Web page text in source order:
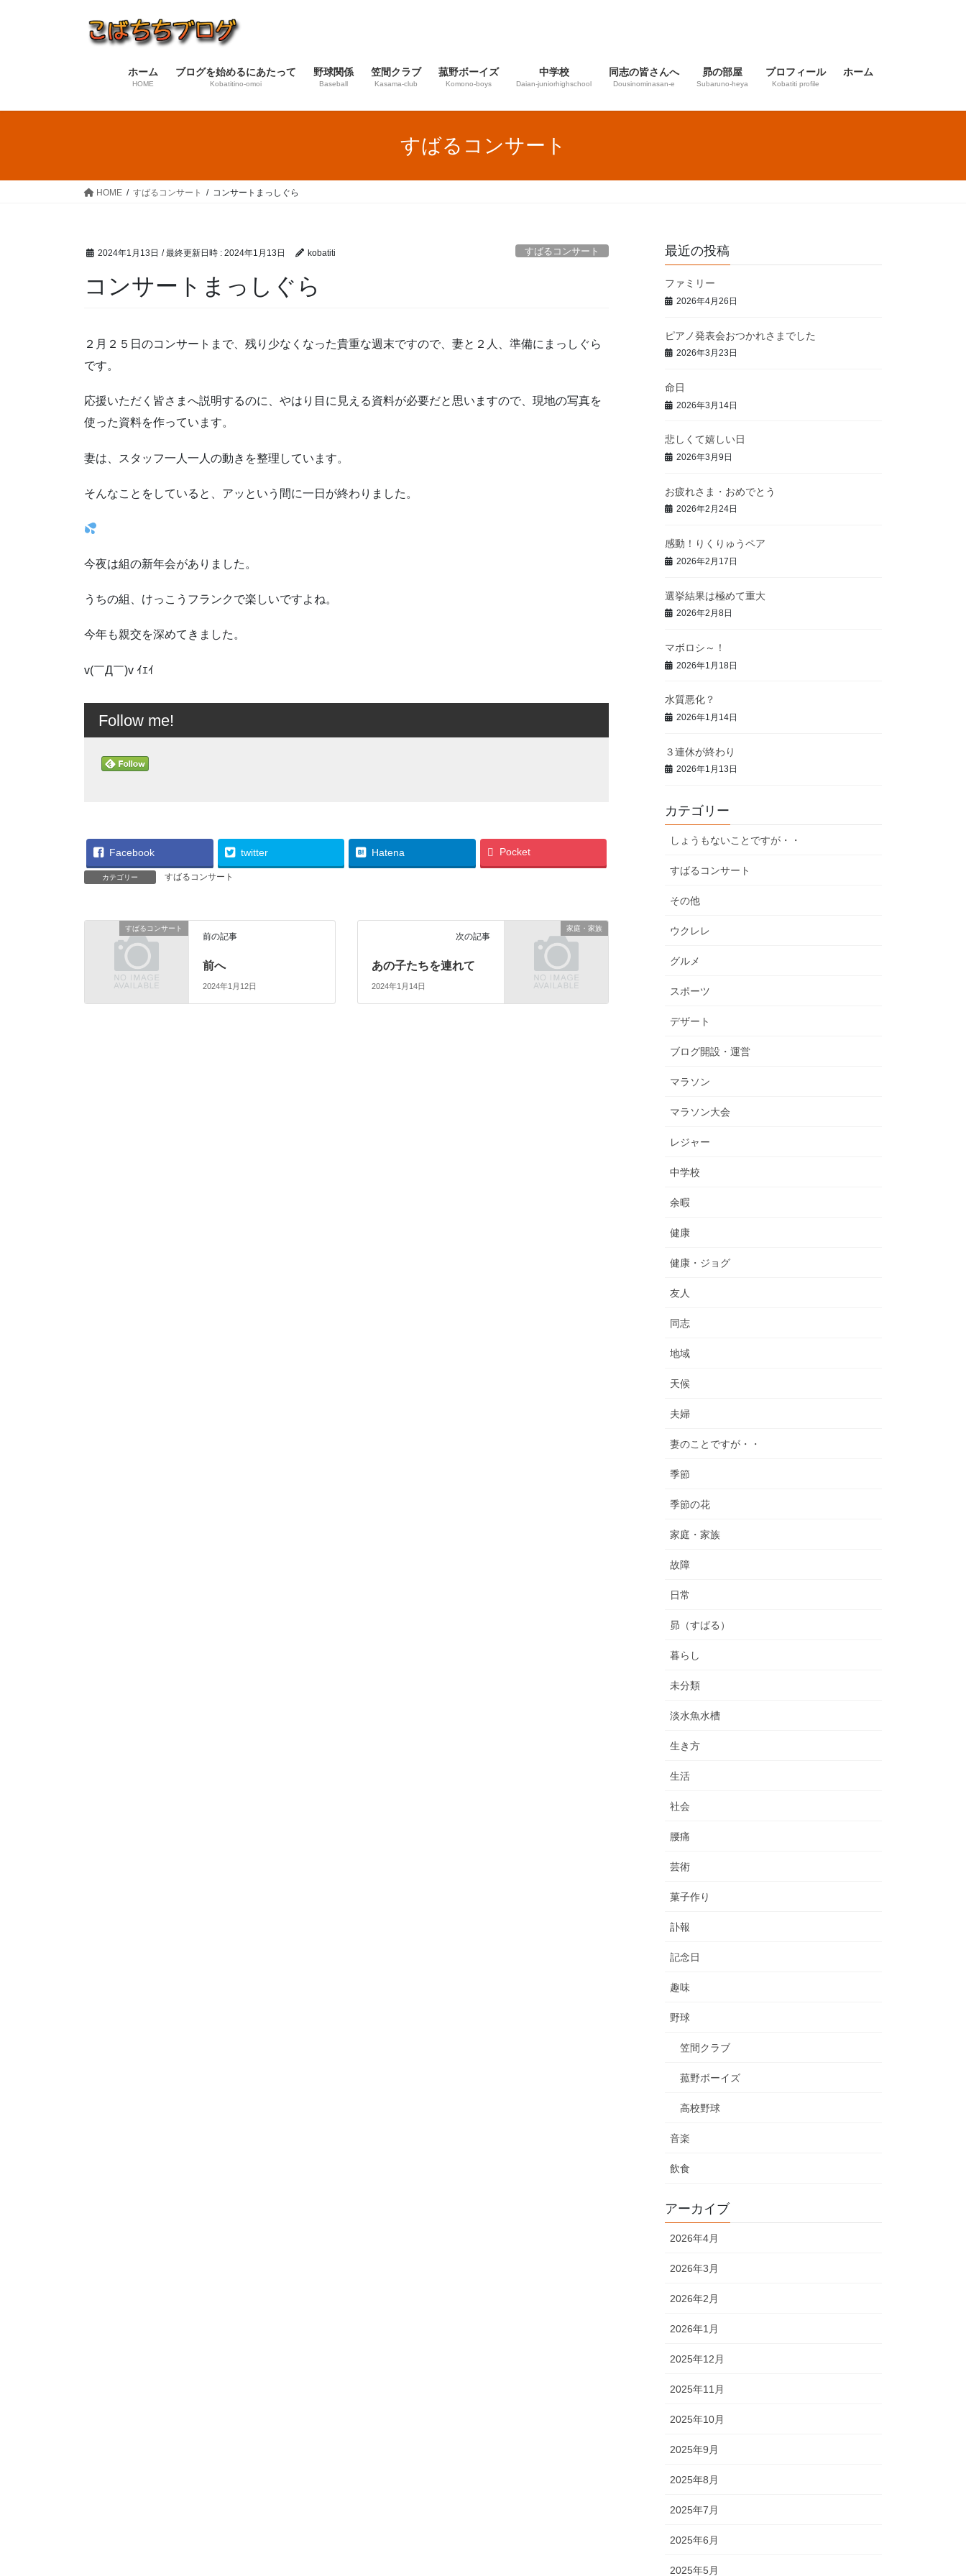
ス
ン
ホーム
HOME
ブログを始めるにあたって
Kobatitino-omoi
野球関係
Baseball
笠間クラブ
Kasama-club
菰野ボーイズ
Komono-boys
中学校
Daian‐juniorhighschool
同志の皆さんへ
Dousinominasan-e
昴の部屋
Subaruno-heya
プロフィール
Kobatiti profile
ホーム
すばるコンサート
HOME すばるコンサート コンサートまっしぐら
2024年1月13日 / 最終更新日時 : 2024年1月13日 kobatiti すばるコンサート
コンサートまっしぐら
２月２５日のコンサートまで、残り少なくなった貴重な週末ですので、妻と２人、準備にまっしぐら
です。
応援いただく皆さまへ説明するのに、やはり目に見える資料が必要だと思いますので、現地の写真を
使った資料を作っています。
妻は、スタッフ一人一人の動きを整理しています。
そんなことをしていると、アッという間に一日が終わりました。
今夜は組の新年会がありました。
うちの組、けっこうフランクで楽しいですよね。
今年も親交を深めてきました。
v(￣Д￣)v ｲｴｲ
Follow me!
Facebook twitter Hatena Pocket
カテゴリー すばるコンサート
すばるコンサート
前の記事
前へ
2024年1月12日
家庭・家族
次の記事
あの子たちを連れて
2024年1月14日
最近の投稿
ファミリー
2026年4月26日
ピアノ発表会おつかれさまでした
2026年3月23日
命日
2026年3月14日
悲しくて嬉しい日
2026年3月9日
お疲れさま・おめでとう
2026年2月24日
感動！りくりゅうペア
2026年2月17日
選挙結果は極めて重大
2026年2月8日
マボロシ～！
2026年1月18日
水質悪化？
2026年1月14日
３連休が終わり
2026年1月13日
カテゴリー
しょうもないことですが・・
すばるコンサート
その他
ウクレレ
グルメ
スポーツ
デザート
ブログ開設・運営
マラソン
マラソン大会
レジャー
中学校
余暇
健康
健康・ジョグ
友人
同志
地域
天候
夫婦
妻のことですが・・
季節
季節の花
家庭・家族
故障
日常
昴（すばる）
暮らし
未分類
淡水魚水槽
生き方
生活
社会
腰痛
芸術
菓子作り
訃報
記念日
趣味
野球
笠間クラブ
菰野ボーイズ
高校野球
音楽
飲食
アーカイブ
2026年4月
2026年3月
2026年2月
2026年1月
2025年12月
2025年11月
2025年10月
2025年9月
2025年8月
2025年7月
2025年6月
2025年5月